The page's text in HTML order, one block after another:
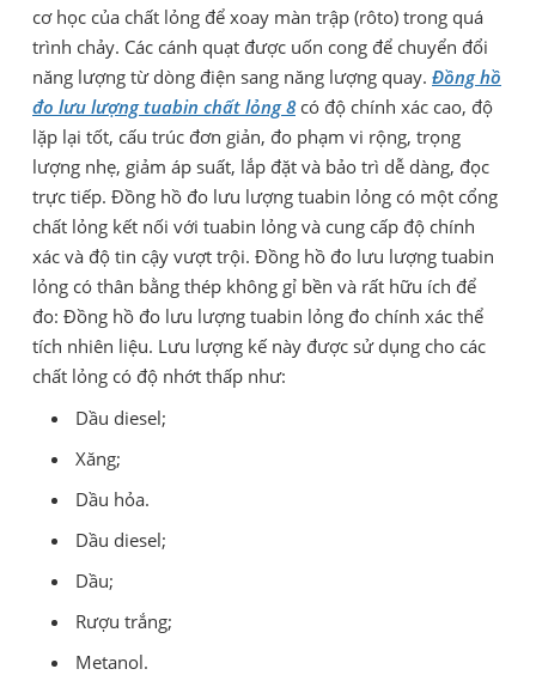
cơ học của chất lỏng để xoay màn trập (rôto) trong quá
trình chảy. Các cánh quạt được uốn cong để chuyển đổi
năng lượng từ dòng điện sang năng lượng quay. Đồng hồ
đo lưu lượng tuabin chất lỏng 8 có độ chính xác cao, độ
lặp lại tốt, cấu trúc đơn giản, đo phạm vi rộng, trọng
lượng nhẹ, giảm áp suất, lắp đặt và bảo trì dễ dàng, đọc
trực tiếp. Đồng hồ đo lưu lượng tuabin lỏng có một cổng
chất lỏng kết nối với tuabin lỏng và cung cấp độ chính
xác và độ tin cậy vượt trội. Đồng hồ đo lưu lượng tuabin
lỏng có thân bằng thép không gỉ bền và rất hữu ích để
đo: Đồng hồ đo lưu lượng tuabin lỏng đo chính xác thể
tích nhiên liệu. Lưu lượng kế này được sử dụng cho các
chất lỏng có độ nhớt thấp như:
Dầu diesel;
Xăng;
Dầu hỏa.
Dầu diesel;
Dầu;
Rượu trắng;
Metanol.